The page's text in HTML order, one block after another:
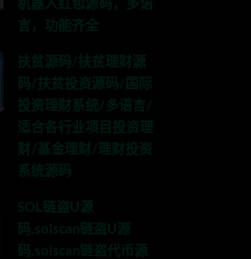
机器人红包源码，多语
言，功能齐全
扶贫源码/扶贫理财源
码/扶贫投资源码/国际
投资理财系统/多语言/
适合各行业项目投资理
财/基金理财/理财投资
系统源码
SOL链盗U源
码,solscan链盗U源
码,solscan链盗代币源